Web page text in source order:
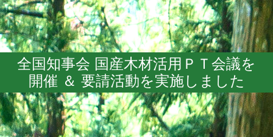
全国知事会 国産木材活用ＰＴ会議を
開催 ＆ 要請活動を実施しました